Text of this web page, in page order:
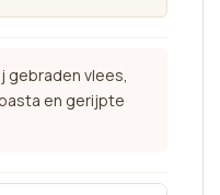
gebraden vlees,
en gerijpte